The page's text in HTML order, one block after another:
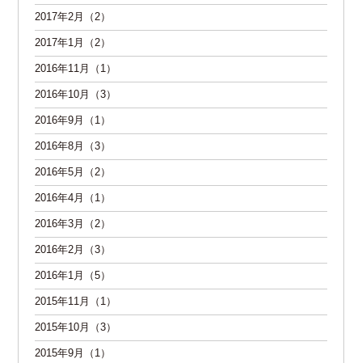
2017年2月（2）
2017年1月（2）
2016年11月（1）
2016年10月（3）
2016年9月（1）
2016年8月（3）
2016年5月（2）
2016年4月（1）
2016年3月（2）
2016年2月（3）
2016年1月（5）
2015年11月（1）
2015年10月（3）
2015年9月（1）